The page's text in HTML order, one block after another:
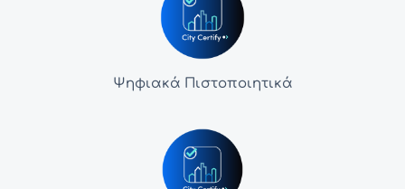
Ψηφιακά Πιστοποιητικά